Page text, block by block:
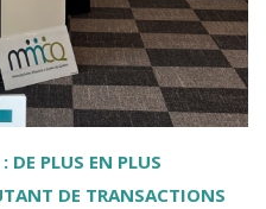
DE PLUS EN PLUS
DE TRANSACTIONS